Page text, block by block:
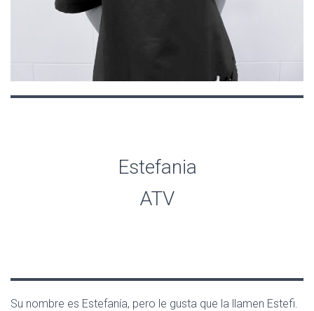
Estefania
ATV
Su nombre es Estefanía, pero le gusta que la llamen Estefi.